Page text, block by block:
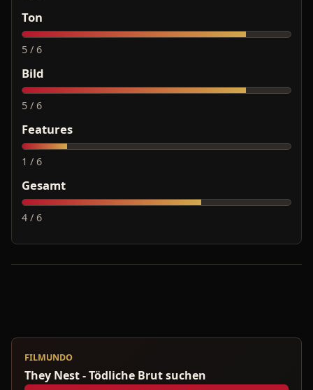
Ton
5 / 6
Bild
5 / 6
Features
1 / 6
Gesamt
4 / 6
FILMUNDO
They Nest - Tödliche Brut suchen